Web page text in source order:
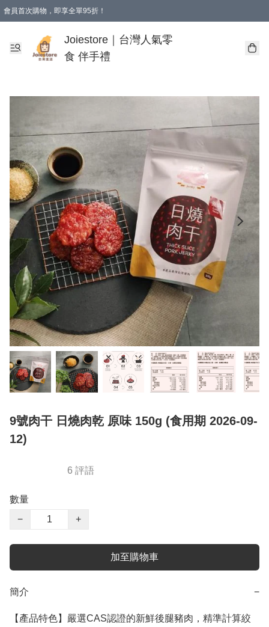
會員首次購物，即享全單95折！
購物滿 HKD 350.00即享免運費優惠！（適用於 本地送貨、本地取貨 )
Joiestore｜台灣人氣零
食 伴手禮
9號肉干 日燒肉乾 原味 150g (食用期 2026-09-
12)
6 評語
數量
−
+
加至購物車
簡介 −
【產品特色】嚴選CAS認證的新鮮後腿豬肉，精準計算絞